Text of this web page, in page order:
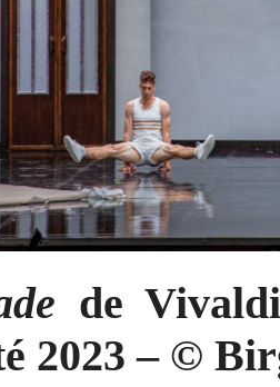
de
2023 – ©